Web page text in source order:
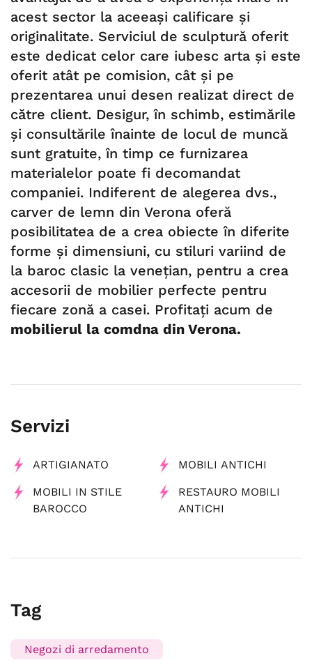
acest sector la aceeași calificare și
originalitate. Serviciul de sculptură oferit
este dedicat celor care iubesc arta și este
oferit atât pe comision, cât și pe
prezentarea unui desen realizat direct de
către client. Desigur, în schimb, estimările
și consultările înainte de locul de muncă
sunt gratuite, în timp ce furnizarea
materialelor poate fi decomandat
companiei. Indiferent de alegerea dvs.,
carver de lemn din Verona oferă
posibilitatea de a crea obiecte în diferite
forme și dimensiuni, cu stiluri variind de
la baroc clasic la venețian, pentru a crea
accesorii de mobilier perfecte pentru
fiecare zonă a casei. Profitați acum de
mobilierul la comdna din Verona.
Servizi
ARTIGIANATO MOBILI ANTICHI
MOBILI IN STILE
BAROCCO
RESTAURO MOBILI
ANTICHI
Tag
Negozi di arredamento